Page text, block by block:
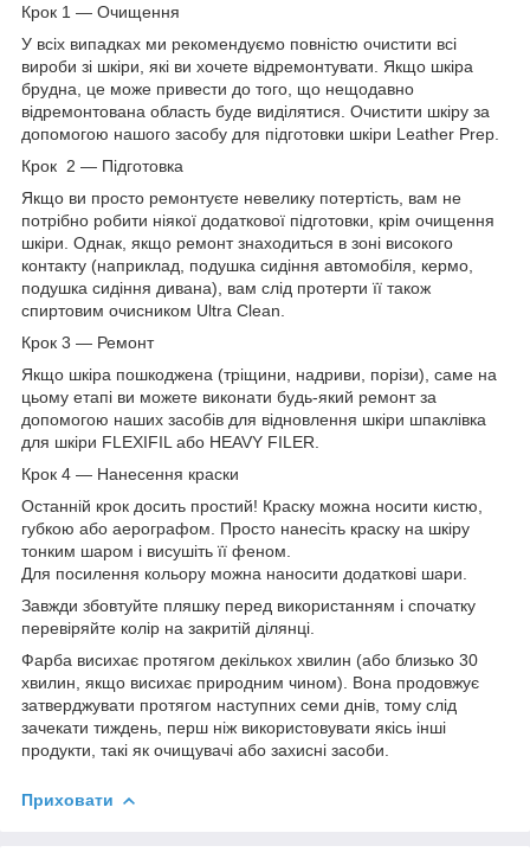
Крок 1 — Очищення
У всіх випадках ми рекомендуємо повністю очистити всі
вироби зі шкіри, які ви хочете відремонтувати. Якщо шкіра
брудна, це може привести до того, що нещодавно
відремонтована область буде виділятися. Очистити шкіру за
допомогою нашого засобу для підготовки шкіри Leather Prep.
Крок 2 — Підготовка
Якщо ви просто ремонтуєте невелику потертість, вам не
потрібно робити ніякої додаткової підготовки, крім очищення
шкіри. Однак, якщо ремонт знаходиться в зоні високого
контакту (наприклад, подушка сидіння автомобіля, кермо,
подушка сидіння дивана), вам слід протерти її також
спиртовим очисником Ultra Clean.
Крок 3 — Ремонт
Якщо шкіра пошкоджена (тріщини, надриви, порізи), саме на
цьому етапі ви можете виконати будь-який ремонт за
допомогою наших засобів для відновлення шкіри шпаклівка
для шкіри FLEXIFIL або HEAVY FILER.
Крок 4 — Нанесення краски
Останній крок досить простий! Краску можна носити кистю,
губкою або аерографом. Просто нанесіть краску на шкіру
тонким шаром і висушіть її феном.
Для посилення кольору можна наносити додаткові шари.
Завжди збовтуйте пляшку перед використанням і спочатку
перевіряйте колір на закритій ділянці.
Фарба висихає протягом декількох хвилин (або близько 30
хвилин, якщо висихає природним чином). Вона продовжує
затверджувати протягом наступних семи днів, тому слід
зачекати тиждень, перш ніж використовувати якісь інші
продукти, такі як очищувачі або захисні засоби.
Приховати